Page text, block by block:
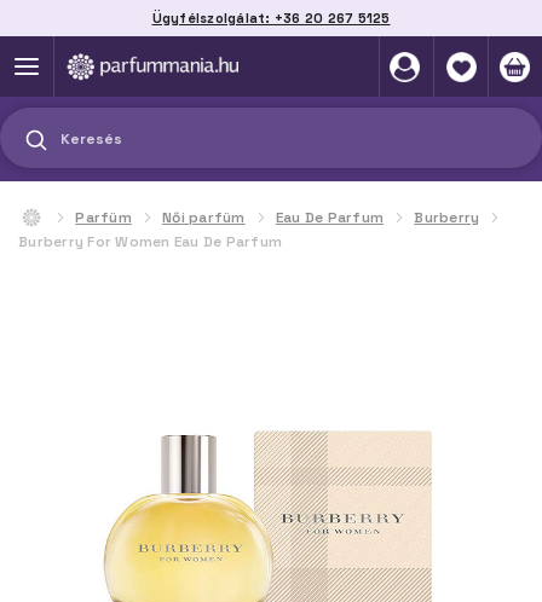
Ügyfélszolgálat: +36 20 267 5125
Keresés
Parfüm Női parfüm Eau De Parfum
Burberry
Burberry For Women Eau De Parfum